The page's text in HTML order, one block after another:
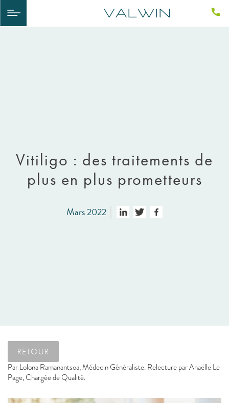
Vitiligo : des traitements de
plus en plus prometteurs
Mars 2022
RETOUR
ParLolona Ramanantsoa, Médecin Généraliste. Relecture par Anaëlle Le
Page, Chargée de Qualité.